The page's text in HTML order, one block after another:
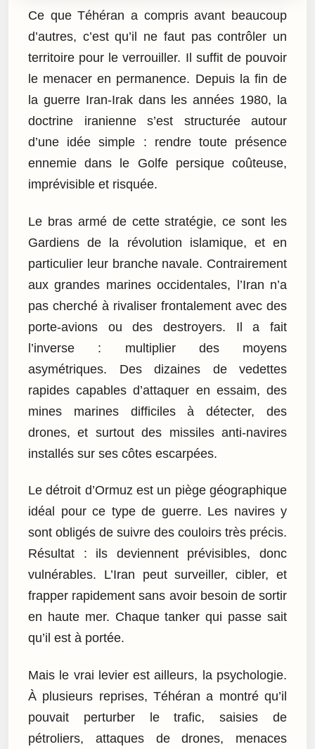
Ce que Téhéran a compris avant beaucoup
d’autres, c’est qu’il ne faut pas contrôler un
territoire pour le verrouiller. Il suffit de pouvoir
le menacer en permanence. Depuis la fin de
la guerre Iran-Irak dans les années 1980, la
doctrine iranienne s’est structurée autour
d’une idée simple : rendre toute présence
ennemie dans le Golfe persique coûteuse,
imprévisible et risquée.
Le bras armé de cette stratégie, ce sont les
Gardiens de la révolution islamique, et en
particulier leur branche navale. Contrairement
aux grandes marines occidentales, l’Iran n’a
pas cherché à rivaliser frontalement avec des
porte-avions ou des destroyers. Il a fait
l’inverse : multiplier des moyens
asymétriques. Des dizaines de vedettes
rapides capables d’attaquer en essaim, des
mines marines difficiles à détecter, des
drones, et surtout des missiles anti-navires
installés sur ses côtes escarpées.
Le détroit d’Ormuz est un piège géographique
idéal pour ce type de guerre. Les navires y
sont obligés de suivre des couloirs très précis.
Résultat : ils deviennent prévisibles, donc
vulnérables. L’Iran peut surveiller, cibler, et
frapper rapidement sans avoir besoin de sortir
en haute mer. Chaque tanker qui passe sait
qu’il est à portée.
Mais le vrai levier est ailleurs, la psychologie.
À plusieurs reprises, Téhéran a montré qu’il
pouvait perturber le trafic, saisies de
pétroliers, attaques de drones, menaces